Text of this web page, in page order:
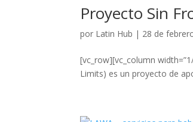
Proyecto Sin
por Latin Hub | 28 de
[vc_row][vc_column
Limits) es un proyecto de